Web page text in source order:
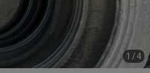
1 /4